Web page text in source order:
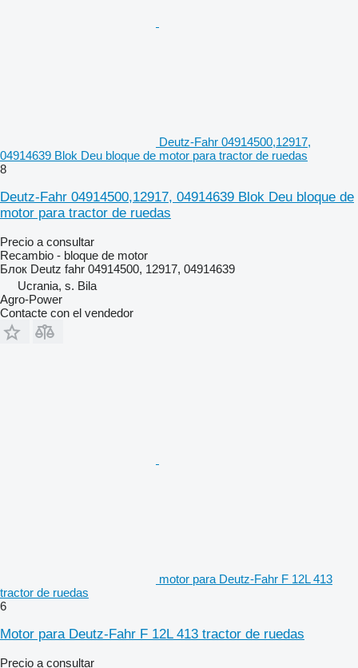
Deutz-Fahr 04914500,12917,
04914639 Blok Deu bloque de motor para tractor de ruedas
8
Deutz-Fahr 04914500,12917, 04914639 Blok Deu bloque de
motor para tractor de ruedas
Precio a consultar
Recambio - bloque de motor
Блок Deutz fahr 04914500, 12917, 04914639
Ucrania, s. Bila
Agro-Power
Contacte con el vendedor
motor para Deutz-Fahr F 12L 413
tractor de ruedas
6
Motor para Deutz-Fahr F 12L 413 tractor de ruedas
Precio a consultar